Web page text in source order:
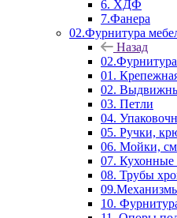
6. ХДФ
7.Фанера
02.Фурнитура
Назад
01.
02.
03. Петли
04.
05. Ручки,
06. Мойки,
07. Кухонные
08. Трубы
10.